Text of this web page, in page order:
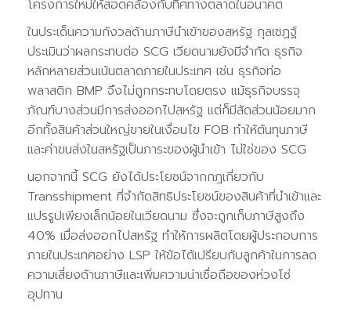
โครงการใหม่ให้สอดคล้องกับทิศทางตลาดในอนาคต
ในประเด็นความกังวลด้านภาษีนำเข้าของสหรัฐ กุลเชฏฐ์
ประเมินว่าผลกระทบต่อ SCG เวียดนามยังมีจำกัด ธุรกิจ
หลักหลายส่วนเน้นตลาดภายในประเทศ เช่น ธุรกิจท่อ
พลาสติก BMP จึงไม่ถูกกระทบโดยตรง แม้ธุรกิจบรรจุ
ภัณฑ์บางส่วนมีการส่งออกไปสหรัฐ แต่ก็มีสัดส่วนน้อยมาก
อีกทั้งสินค้าส่วนใหญ่ขายในเงื่อนไข FOB ทำให้ต้นทุนภาษี
และค่าขนส่งในสหรัฐเป็นภาระของผู้นำเข้า ไม่ใช่ของ SCG
นอกจากนี้ SCG ยังได้ประโยชน์จากกฎเกี่ยวกับ
Transshipment ที่จำกัดสิทธิประโยชน์ของสินค้าที่นำเข้าและ
แปรรูปเพียงเล็กน้อยในเวียดนาม ซึ่งจะถูกเก็บภาษีสูงถึง
40% เมื่อส่งออกไปสหรัฐ ทำให้การผลิตโดยผู้ประกอบการ
ภายในประเทศอย่าง LSP ให้ข้อได้เปรียบกับลูกค้าในการลด
ความเสี่ยงด้านภาษีและเพิ่มความน่าเชื่อถือของห่วงโซ่
อุปทาน